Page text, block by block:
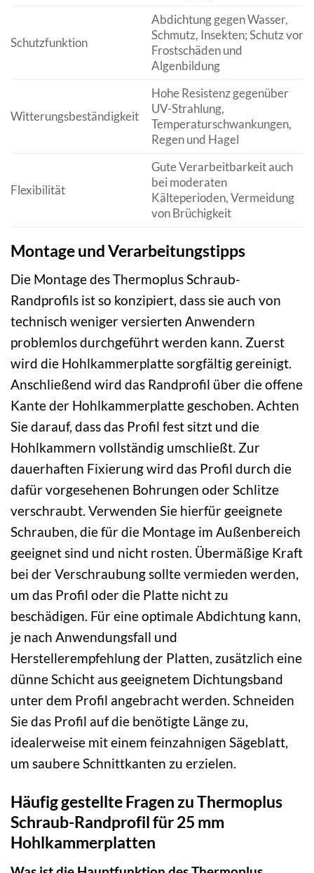
Schutzfunktion
Abdichtung gegen Wasser,
Schmutz, Insekten; Schutz vor
Frostschäden und
Algenbildung
Witterungsbeständigkeit
Hohe Resistenz gegenüber
UV-Strahlung,
Temperaturschwankungen,
Regen und Hagel
Flexibilität
Gute Verarbeitbarkeit auch
bei moderaten
Kälteperioden, Vermeidung
von Brüchigkeit
Montage und Verarbeitungstipps
Die Montage des Thermoplus Schraub-
Randprofils ist so konzipiert, dass sie auch von
technisch weniger versierten Anwendern
problemlos durchgeführt werden kann. Zuerst
wird die Hohlkammerplatte sorgfältig gereinigt.
Anschließend wird das Randprofil über die offene
Kante der Hohlkammerplatte geschoben. Achten
Sie darauf, dass das Profil fest sitzt und die
Hohlkammern vollständig umschließt. Zur
dauerhaften Fixierung wird das Profil durch die
dafür vorgesehenen Bohrungen oder Schlitze
verschraubt. Verwenden Sie hierfür geeignete
Schrauben, die für die Montage im Außenbereich
geeignet sind und nicht rosten. Übermäßige Kraft
bei der Verschraubung sollte vermieden werden,
um das Profil oder die Platte nicht zu
beschädigen. Für eine optimale Abdichtung kann,
je nach Anwendungsfall und
Herstellerempfehlung der Platten, zusätzlich eine
dünne Schicht aus geeignetem Dichtungsband
unter dem Profil angebracht werden. Schneiden
Sie das Profil auf die benötigte Länge zu,
idealerweise mit einem feinzahnigen Sägeblatt,
um saubere Schnittkanten zu erzielen.
Häufig gestellte Fragen zu Thermoplus
Schraub-Randprofil für 25 mm
Hohlkammerplatten